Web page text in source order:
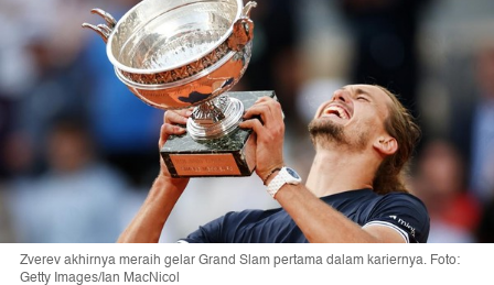
Zverev akhirnya meraih gelar Grand Slam pertama dalam kariernya. Foto:
Getty Images/Ian MacNicol